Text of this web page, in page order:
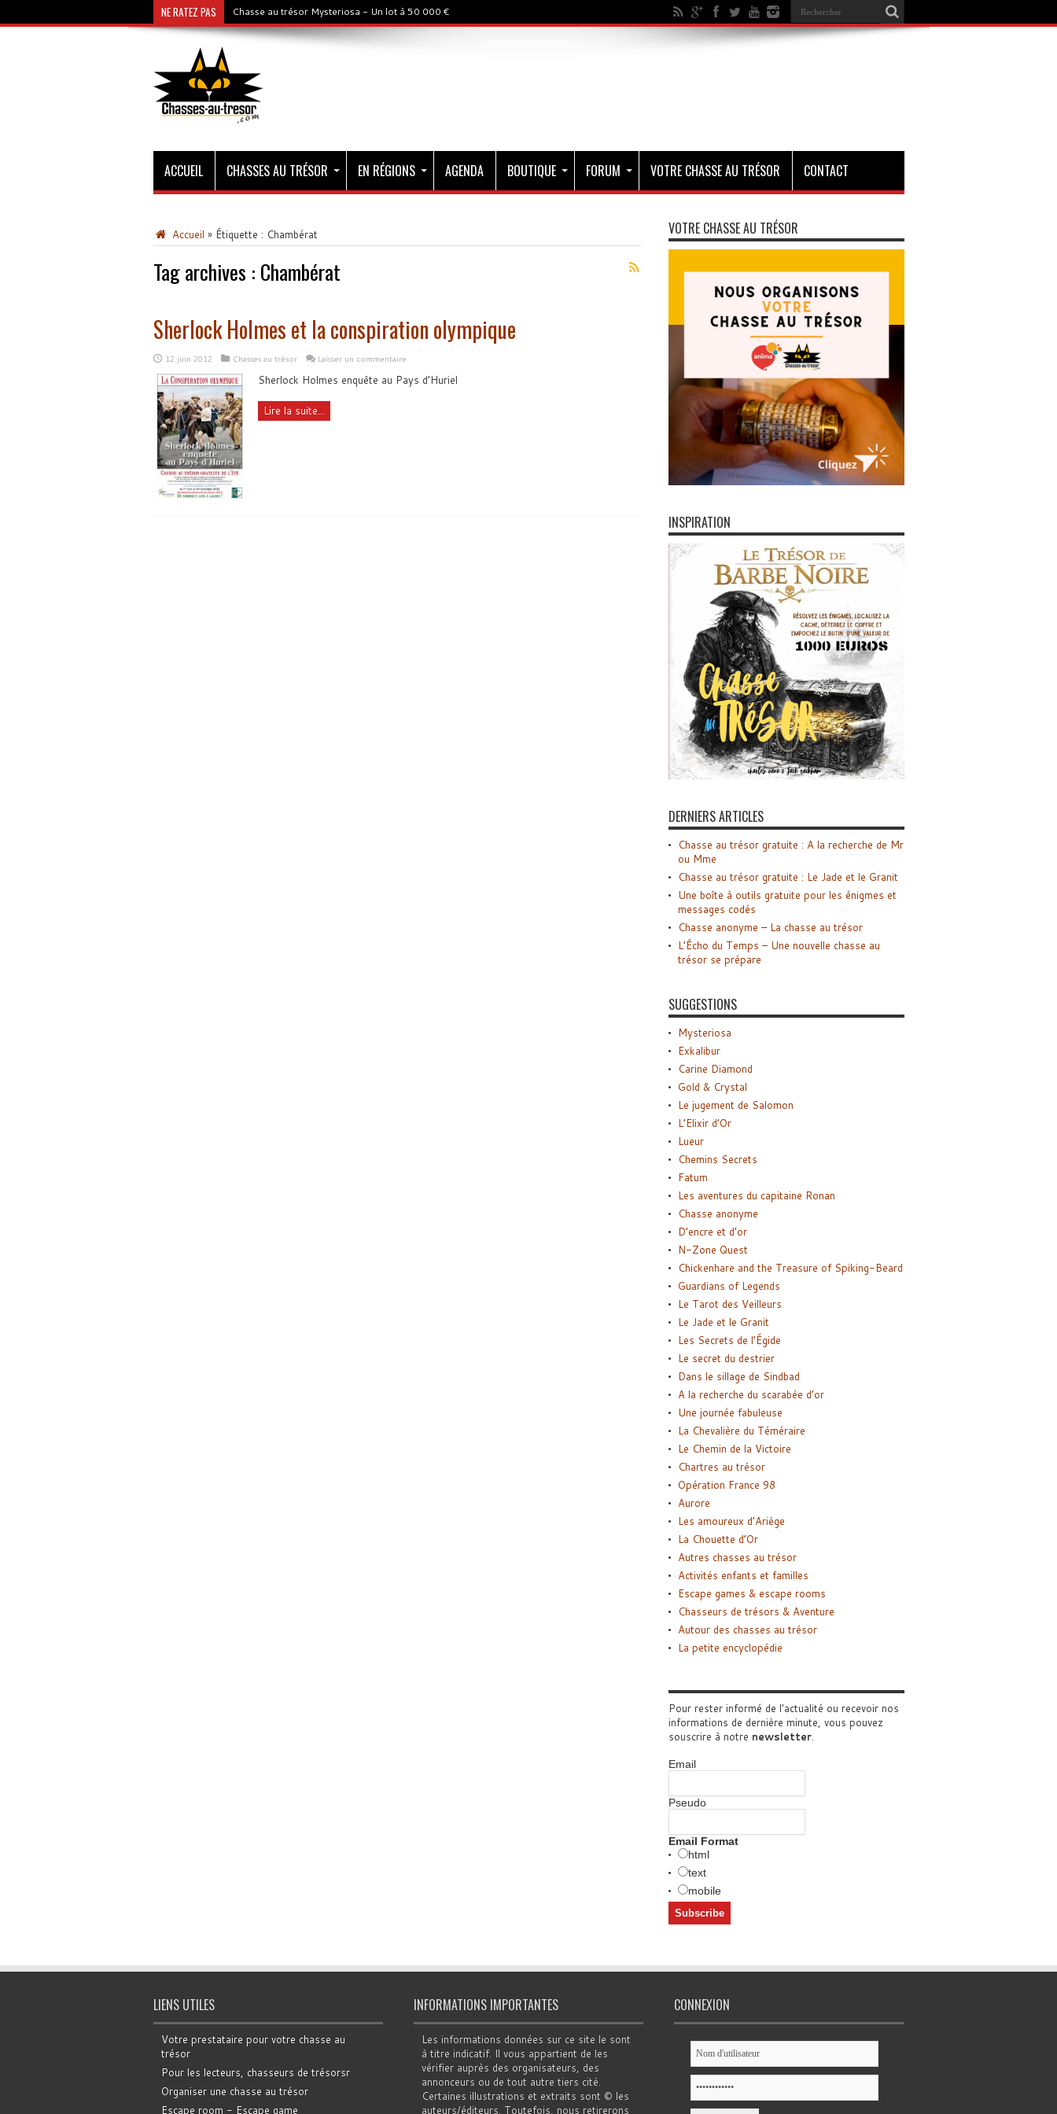
NE RATEZ PAS Chasse au trésor Mysteriosa - Un lot à 50 000 €
ACCUEIL CHASSES AU TRÉSOR EN RÉGIONS AGENDA BOUTIQUE FORUM VOTRE CHASSE AU TRÉSOR CONTACT
Accueil » Étiquette : Chambérat
Tag archives : Chambérat
Sherlock Holmes et la conspiration olympique
12 juin 2012 Chasses au trésor Laisser un commentaire
Sherlock Holmes enquête au Pays d’Huriel
Lire la suite...
VOTRE CHASSE AU TRÉSOR
INSPIRATION
DERNIERS ARTICLES
Chasse au trésor gratuite : A la recherche de Mr
ou Mme
Chasse au trésor gratuite : Le Jade et le Granit
Une boîte à outils gratuite pour les énigmes et
messages codés
Chasse anonyme – La chasse au trésor
L’Écho du Temps – Une nouvelle chasse au
trésor se prépare
SUGGESTIONS
Mysteriosa
Exkalibur
Carine Diamond
Gold & Crystal
Le jugement de Salomon
L’Elixir d’Or
Lueur
Chemins Secrets
Fatum
Les aventures du capitaine Ronan
Chasse anonyme
D’encre et d’or
N-Zone Quest
Chickenhare and the Treasure of Spiking-Beard
Guardians of Legends
Le Tarot des Veilleurs
Le Jade et le Granit
Les Secrets de l’Égide
Le secret du destrier
Dans le sillage de Sindbad
A la recherche du scarabée d’or
Une journée fabuleuse
La Chevalière du Téméraire
Le Chemin de la Victoire
Chartres au trésor
Opération France 98
Aurore
Les amoureux d’Ariège
La Chouette d’Or
Autres chasses au trésor
Activités enfants et familles
Escape games & escape rooms
Chasseurs de trésors & Aventure
Autour des chasses au trésor
La petite encyclopédie
Pour rester informé de l'actualité ou recevoir nos
informations de dernière minute, vous pouvez
souscrire à notre newsletter.
Email
Pseudo
Email Format
html
text
mobile
LIENS UTILES
Votre prestataire pour votre chasse au
trésor
Pour les lecteurs, chasseurs de trésorsr
Organiser une chasse au trésor
Escape room - Escape game
INFORMATIONS IMPORTANTES
Les informations données sur ce site le sont
à titre indicatif. Il vous appartient de les
vérifier auprès des organisateurs, des
annonceurs ou de tout autre tiers cité.
Certaines illustrations et extraits sont © les
auteurs/éditeurs. Toutefois, nous retirerons
CONNEXION